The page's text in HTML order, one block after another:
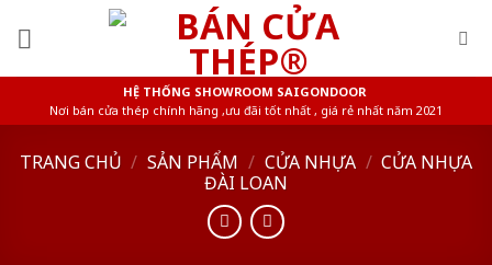
HỆ THỐNG SHOWROOM SAIGONDOOR
Nơi bán cửa thép chính hãng ,ưu đãi tốt nhất , giá rẻ nhất năm 2021
TRANG CHỦ / SẢN PHẨM / CỬA NHỰA / CỬA NHỰA
ĐÀI LOAN